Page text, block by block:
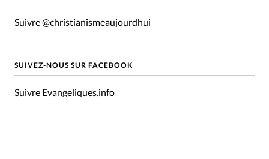
Suivre @christianismeaujourdhui
SUIVEZ-NOUS SUR FACEBOOK
Suivre Evangeliques.info